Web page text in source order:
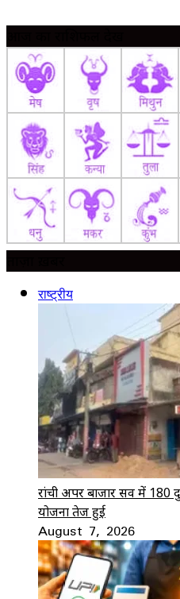
राष्ट्रीय
रांची अपर बाजार सर्वे में 180
योजना तेज हुई
August 7, 2026